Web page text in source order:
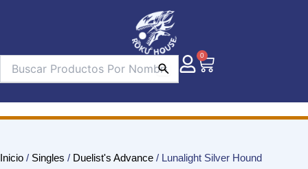
0
Carrito
Inicio / Singles / Duelist's Advance / Lunalight Silver Hound